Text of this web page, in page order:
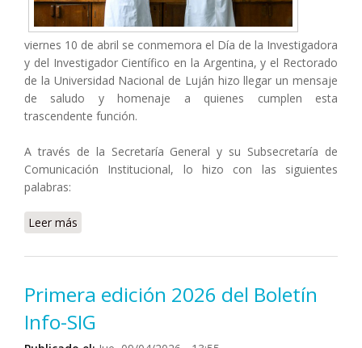
viernes 10 de abril se conmemora el Día de la Investigadora
y del Investigador Científico en la Argentina, y el Rectorado
de la Universidad Nacional de Luján hizo llegar un mensaje
de saludo y homenaje a quienes cumplen esta
trascendente función.
A través de la Secretaría General y su Subsecretaría de
Comunicación Institucional, lo hizo con las siguientes
palabras:
Leer más
UNLu
Primera edición 2026 del Boletín
Info-SIG